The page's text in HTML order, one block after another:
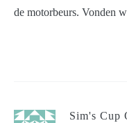
de motorbeurs. Vonden
Sim's Cup